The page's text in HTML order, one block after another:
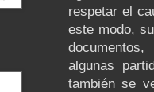
respetar el
este modo,
algunas
también se